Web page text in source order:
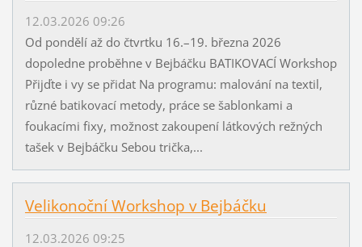
12.03.2026 09:26
Od pondělí až do čtvrtku 16.–19. března 2026
dopoledne proběhne v Bejbáčku BATIKOVACÍ Workshop
Přijďte i vy se přidat Na programu: malování na textil,
různé batikovací metody, práce se šablonkami a
foukacími fixy, možnost zakoupení látkových režných
tašek v Bejbáčku Sebou trička,...
Velikonoční Workshop v Bejbáčku
12.03.2026 09:25